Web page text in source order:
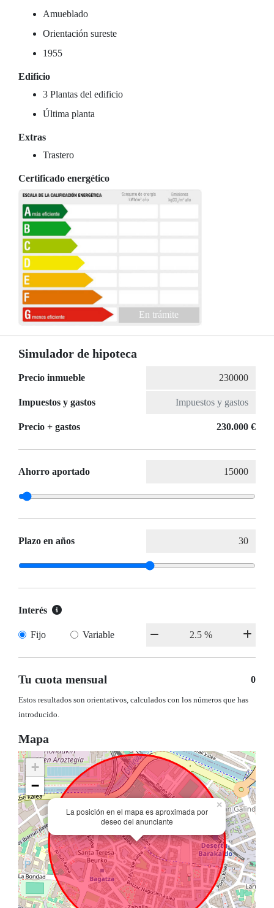
Amueblado
Orientación sureste
1955
Edificio
3 Plantas del edificio
Última planta
Extras
Trastero
Certificado energético
En trámite
Simulador de hipoteca
Precio inmueble
Impuestos y gastos
Precio + gastos 230.000 €
Ahorro aportado
Plazo en años
Interés
Fijo Variable
Tu cuota mensual 0
Estos resultados son orientativos, calculados con los números que has
introducido.
Mapa
La posición en el mapa es aproximada por
deseo del anunciante
×
+
−